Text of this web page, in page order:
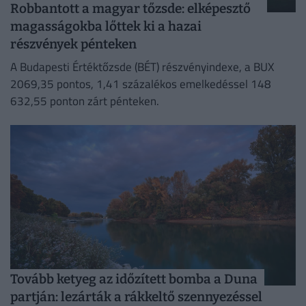
Robbantott a magyar tőzsde: elképesztő
magasságokba lőttek ki a hazai
részvények pénteken
A Budapesti Értéktőzsde (BÉT) részvényindexe, a BUX
2069,35 pontos, 1,41 százalékos emelkedéssel 148
632,55 ponton zárt pénteken.
Tovább ketyeg az időzített bomba a Duna
partján: lezárták a rákkeltő szennyezéssel